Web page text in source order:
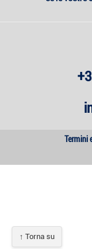
↑ Torna su
Termini